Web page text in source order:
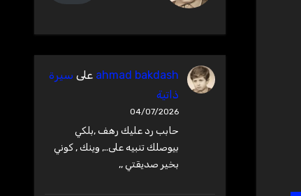
ahmad bakdash على سيرة
ذاتية
04/07/2026
حابب رد عليك رهف ,بلكي
بيوصلك تنبيه على.., وينك , كوني
بخير صديقتي ,,